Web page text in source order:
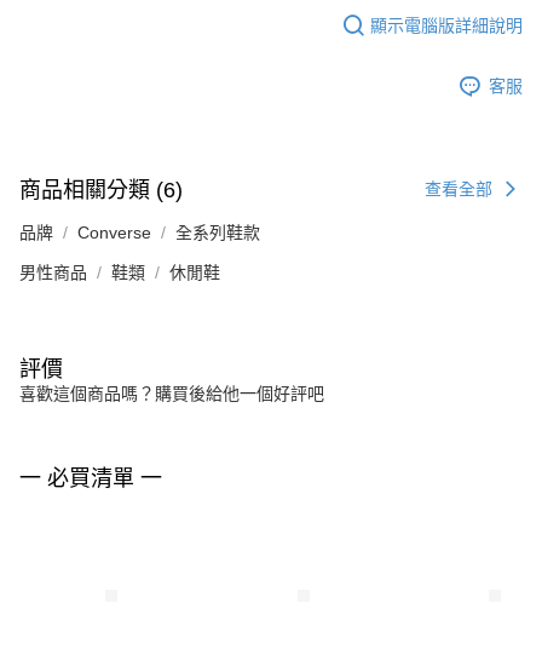
顯示電腦版詳細說明
客服
商品相關分類 (6) 查看全部
品牌 Converse 全系列鞋款
男性商品 鞋類 休閒鞋
評價
喜歡這個商品嗎？購買後給他一個好評吧
一 必買清單 一